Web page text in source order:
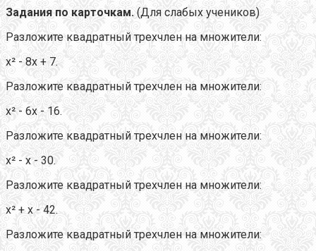
Задания по карточкам. (Для слабых учеников)
Разложите квадратный трехчлен на множители:
х² - 8х + 7.
Разложите квадратный трехчлен на множители:
х² - 6х - 16.
Разложите квадратный трехчлен на множители:
х² - х - 30.
Разложите квадратный трехчлен на множители:
х² + х - 42.
Разложите квадратный трехчлен на множители: